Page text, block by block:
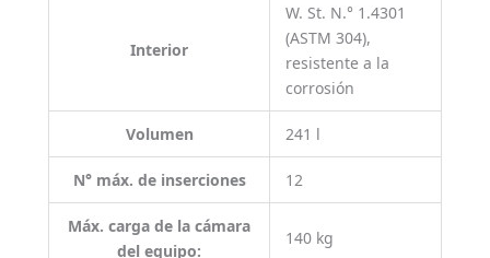
Interior
W. St. N.° 1.4301
(ASTM 304),
resistente a la
corrosión
Volumen 241 l
N° máx. de inserciones 12
Máx. carga de la cámara
del equipo:
140 kg